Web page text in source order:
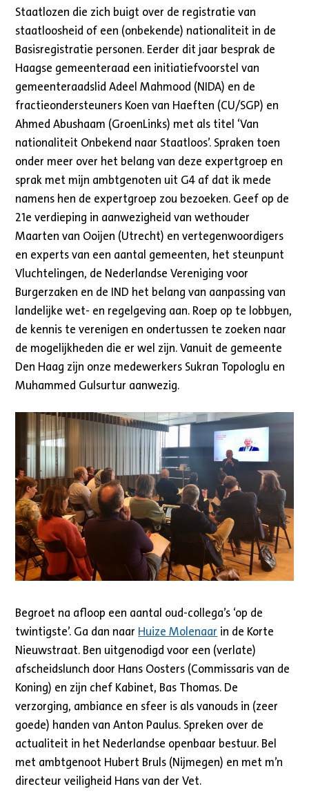
Staatlozen die zich buigt over de registratie van
staatloosheid of een (onbekende) nationaliteit in de
Basisregistratie personen. Eerder dit jaar besprak de
Haagse gemeenteraad een initiatiefvoorstel van
gemeenteraadslid Adeel Mahmood (NIDA) en de
fractieondersteuners Koen van Haeften (CU/SGP) en
Ahmed Abushaam (GroenLinks) met als titel ‘Van
nationaliteit Onbekend naar Staatloos’. Spraken toen
onder meer over het belang van deze expertgroep en
sprak met mijn ambtgenoten uit G4 af dat ik mede
namens hen de expertgroep zou bezoeken. Geef op de
21e verdieping in aanwezigheid van wethouder
Maarten van Ooijen (Utrecht) en vertegenwoordigers
en experts van een aantal gemeenten, het steunpunt
Vluchtelingen, de Nederlandse Vereniging voor
Burgerzaken en de IND het belang van aanpassing van
landelijke wet- en regelgeving aan. Roep op te lobbyen,
de kennis te verenigen en ondertussen te zoeken naar
de mogelijkheden die er wel zijn. Vanuit de gemeente
Den Haag zijn onze medewerkers Sukran Topologlu en
Muhammed Gulsurtur aanwezig.
Begroet na afloop een aantal oud-collega’s ‘op de
twintigste’. Ga dan naar Huize Molenaar in de Korte
Nieuwstraat. Ben uitgenodigd voor een (verlate)
afscheidslunch door Hans Oosters (Commissaris van de
Koning) en zijn chef Kabinet, Bas Thomas. De
verzorging, ambiance en sfeer is als vanouds in (zeer
goede) handen van Anton Paulus. Spreken over de
actualiteit in het Nederlandse openbaar bestuur. Bel
met ambtgenoot Hubert Bruls (Nijmegen) en met m’n
directeur veiligheid Hans van der Vet.